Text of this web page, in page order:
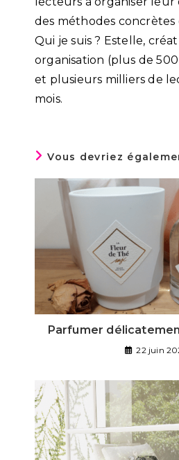
des méthodes concrètes
Qui je suis ? Estelle,
organisation (plus de
et plusieurs milliers de
mois.
Vous devriez
Parfumer
22 juin